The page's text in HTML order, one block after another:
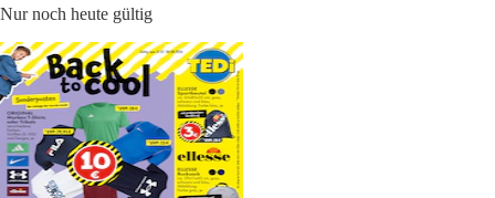
Nur noch heute gültig